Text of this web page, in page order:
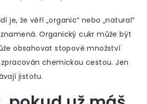
je, že věří „organic“ nebo „natural“
Organický cukr může být
obsahovat stopové množství
chemickou cestou. Jen
jistotu.